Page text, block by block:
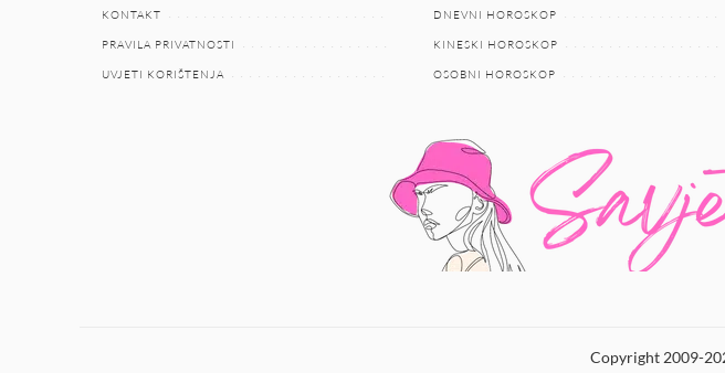
KONTAKT
PRAVILA PRIVATNOSTI
UVJETI KORIŠTENJA
DNEVNI HOROSKOP
KINESKI HOROSKOP
OSOBNI HOROSKOP
Copyright 2009-